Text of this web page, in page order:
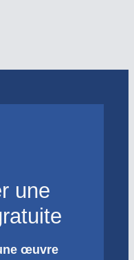
une
œuvre